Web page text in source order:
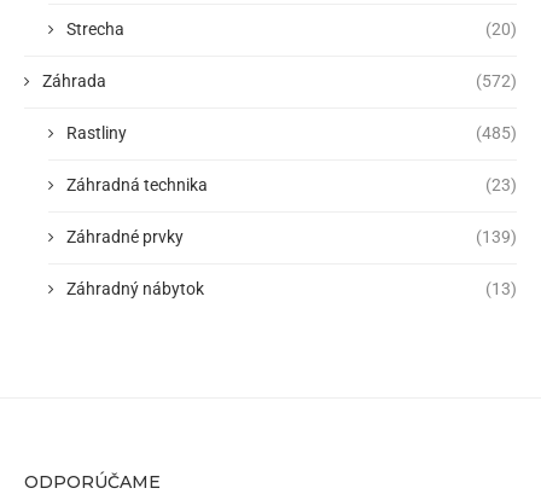
Strecha (20)
Záhrada (572)
Rastliny (485)
Záhradná technika (23)
Záhradné prvky (139)
Záhradný nábytok (13)
ODPORÚČAME